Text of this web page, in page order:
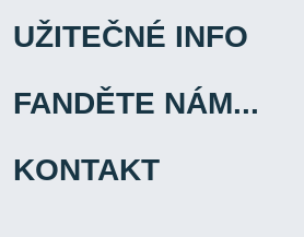
UŽITEČNÉ INFO
FANDĚTE NÁM...
KONTAKT